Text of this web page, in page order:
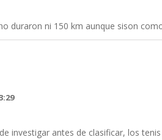
duraron ni 150 km aunque sison
investigar antes de clasificar, los